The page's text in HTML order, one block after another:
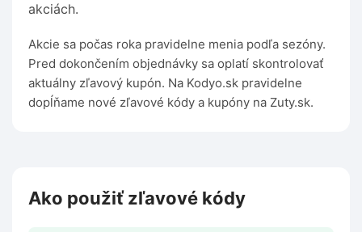
akciách.
Akcie sa počas roka pravidelne menia podľa sezóny.
Pred dokončením objednávky sa oplatí skontrolovať
aktuálny zľavový kupón. Na Kodyo.sk pravidelne
dopĺňame nové zľavové kódy a kupóny na Zuty.sk.
Ako použiť zľavové kódy